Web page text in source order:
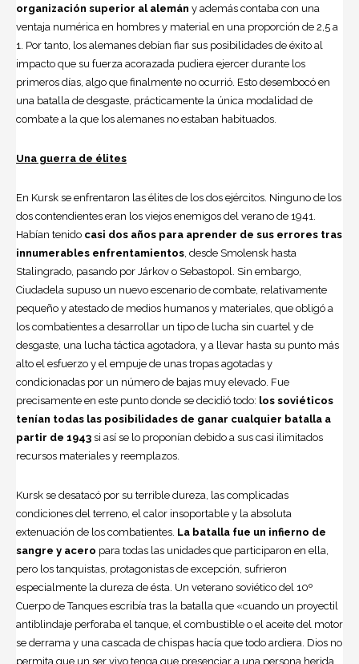
organización superior al alemán y además contaba con una
ventaja numérica en hombres y material en una proporción de 2,5 a
1. Por tanto, los alemanes debían fiar sus posibilidades de éxito al
impacto que su fuerza acorazada pudiera ejercer durante los
primeros días, algo que finalmente no ocurrió. Esto desembocó en
una batalla de desgaste, prácticamente la única modalidad de
combate a la que los alemanes no estaban habituados.
Una guerra de élites
En Kursk se enfrentaron las élites de los dos ejércitos. Ninguno de los
dos contendientes eran los viejos enemigos del verano de 1941.
Habían tenido casi dos años para aprender de sus errores tras
innumerables enfrentamientos , desde Smolensk hasta
Stalingrado, pasando por Járkov o Sebastopol. Sin embargo,
Ciudadela supuso un nuevo escenario de combate, relativamente
pequeño y atestado de medios humanos y materiales, que obligó a
los combatientes a desarrollar un tipo de lucha sin cuartel y de
desgaste, una lucha táctica agotadora, y a llevar hasta su punto más
alto el esfuerzo y el empuje de unas tropas agotadas y
condicionadas por un número de bajas muy elevado. Fue
precisamente en este punto donde se decidió todo: los soviéticos
tenían todas las posibilidades de ganar cualquier batalla a
partir de 1943 si así se lo proponían debido a sus casi ilimitados
recursos materiales y reemplazos.
Kursk se desatacó por su terrible dureza, las complicadas
condiciones del terreno, el calor insoportable y la absoluta
extenuación de los combatientes. La batalla fue un infierno de
sangre y acero para todas las unidades que participaron en ella,
pero los tanquistas, protagonistas de excepción, sufrieron
especialmente la dureza de ésta. Un veterano soviético del 10º
Cuerpo de Tanques escribía tras la batalla que «cuando un proyectil
antiblindaje perforaba el tanque, el combustible o el aceite del motor
se derrama y una cascada de chispas hacía que todo ardiera. Dios no
permita que un ser vivo tenga que presenciar a una persona herida